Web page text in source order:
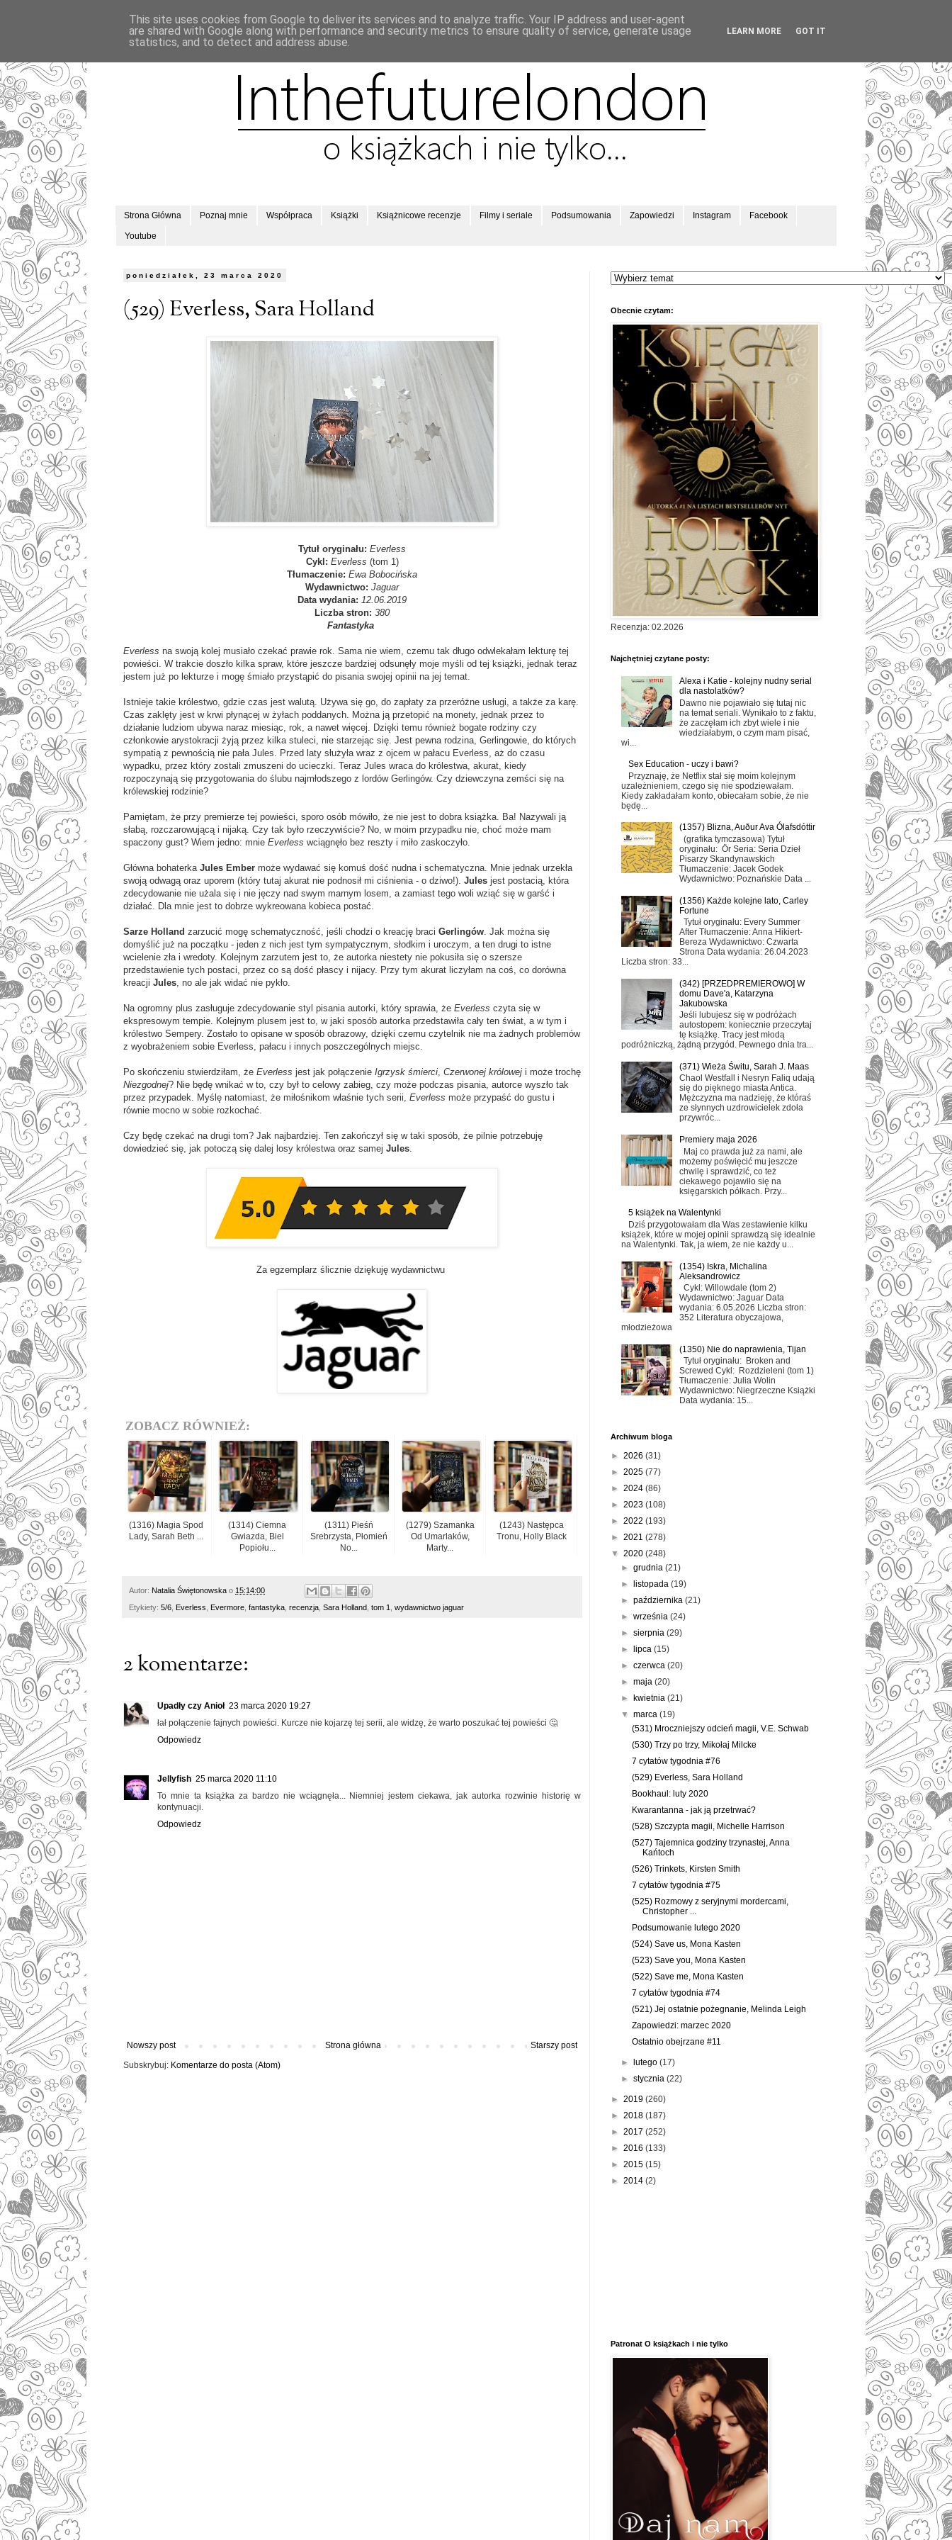
Strona Główna Poznaj mnie Współpraca Książki Książnicowe recenzje Filmy i seriale Podsumowania Zapowiedzi Instagram Facebook
Youtube
poniedziałek, 23 marca 2020
(529) Everless, Sara Holland
Tytuł oryginału: Everless
Cykl: Everless (tom 1)
Tłumaczenie: Ewa Bobocińska
Wydawnictwo: Jaguar
Data wydania: 12.06.2019
Liczba stron: 380
Fantastyka
Everless na swoją kolej musiało czekać prawie rok. Sama nie wiem, czemu tak długo odwlekałam lekturę tej
powieści. W trakcie doszło kilka spraw, które jeszcze bardziej odsunęły moje myśli od tej książki, jednak teraz
jestem już po lekturze i mogę śmiało przystąpić do pisania swojej opinii na jej temat.
Istnieje takie królestwo, gdzie czas jest walutą. Używa się go, do zapłaty za przeróżne usługi, a także za karę.
Czas zaklęty jest w krwi płynącej w żyłach poddanych. Można ją przetopić na monety, jednak przez to
działanie ludziom ubywa naraz miesiąc, rok, a nawet więcej. Dzięki temu również bogate rodziny czy
członkowie arystokracji żyją przez kilka stuleci, nie starzejąc się. Jest pewna rodzina, Gerlingowie, do których
sympatią z pewnością nie pała Jules. Przed laty służyła wraz z ojcem w pałacu Everless, aż do czasu
wypadku, przez który zostali zmuszeni do ucieczki. Teraz Jules wraca do królestwa, akurat, kiedy
rozpoczynają się przygotowania do ślubu najmłodszego z lordów Gerlingów. Czy dziewczyna zemści się na
królewskiej rodzinie?
Pamiętam, że przy premierze tej powieści, sporo osób mówiło, że nie jest to dobra książka. Ba! Nazywali ją
słabą, rozczarowującą i nijaką. Czy tak było rzeczywiście? No, w moim przypadku nie, choć może mam
spaczony gust? Wiem jedno: mnie Everless wciągnęło bez reszty i miło zaskoczyło.
Główna bohaterka Jules Ember może wydawać się komuś dość nudna i schematyczna. Mnie jednak urzekła
swoją odwagą oraz uporem (który tutaj akurat nie podnosił mi ciśnienia - o dziwo!). Jules jest postacią, która
zdecydowanie nie użala się i nie jęczy nad swym marnym losem, a zamiast tego woli wziąć się w garść i
działać. Dla mnie jest to dobrze wykreowana kobieca postać.
Sarze Holland zarzucić mogę schematyczność, jeśli chodzi o kreację braci Gerlingów. Jak można się
domyślić już na początku - jeden z nich jest tym sympatycznym, słodkim i uroczym, a ten drugi to istne
wcielenie zła i wredoty. Kolejnym zarzutem jest to, że autorka niestety nie pokusiła się o szersze
przedstawienie tych postaci, przez co są dość płascy i nijacy. Przy tym akurat liczyłam na coś, co dorówna
kreacji Jules, no ale jak widać nie pykło.
Na ogromny plus zasługuje zdecydowanie styl pisania autorki, który sprawia, że Everless czyta się w
ekspresowym tempie. Kolejnym plusem jest to, w jaki sposób autorka przedstawiła cały ten świat, a w tym i
królestwo Sempery. Zostało to opisane w sposób obrazowy, dzięki czemu czytelnik nie ma żadnych problemów
z wyobrażeniem sobie Everless, pałacu i innych poszczególnych miejsc.
Po skończeniu stwierdziłam, że Everless jest jak połączenie Igrzysk śmierci, Czerwonej królowej i może trochę
Niezgodnej? Nie będę wnikać w to, czy był to celowy zabieg, czy może podczas pisania, autorce wyszło tak
przez przypadek. Myślę natomiast, że miłośnikom właśnie tych serii, Everless może przypaść do gustu i
równie mocno w sobie rozkochać.
Czy będę czekać na drugi tom? Jak najbardziej. Ten zakończył się w taki sposób, że pilnie potrzebuję
dowiedzieć się, jak potoczą się dalej losy królestwa oraz samej Jules.
Za egzemplarz ślicznie dziękuję wydawnictwu
ZOBACZ RÓWNIEŻ:
(1316) Magia Spod
Lady, Sarah Beth ...
(1314) Ciemna
Gwiazda, Biel
Popiołu...
(1311) Pieśń
Srebrzysta, Płomień
No...
(1279) Szamanka
Od Umarlaków,
Marty...
(1243) Następca
Tronu, Holly Black
Autor: Natalia Świętonowska o 15:14:00
Etykiety: 5/6 Everless Evermore fantastyka recenzja Sara Holland tom 1 wydawnictwo jaguar
2 komentarze:
Upadły czy Anioł 23 marca 2020 19:27
łał połączenie fajnych powieści. Kurcze nie kojarzę tej serii, ale widzę, że warto poszukać tej powieści 🤔
Odpowiedz
Jellyfish 25 marca 2020 11:10
To mnie ta książka za bardzo nie wciągnęła... Niemniej jestem ciekawa, jak autorka rozwinie historię w
kontynuacji.
Odpowiedz
Nowszy post Starszy post
Strona główna
Subskrybuj: Komentarze do posta (Atom)
Obecnie czytam:
Recenzja: 02.2026
Najchętniej czytane posty:
Alexa i Katie - kolejny nudny serial
dla nastolatków?
Dawno nie pojawiało się tutaj nic
na temat seriali. Wynikało to z faktu,
że zaczęłam ich zbyt wiele i nie
wiedziałabym, o czym mam pisać,
wi...
Sex Education - uczy i bawi?
Przyznaję, że Netflix stał się moim kolejnym
uzależnieniem, czego się nie spodziewałam.
Kiedy zakładałam konto, obiecałam sobie, że nie
będę...
(1357) Blizna, Auður Ava Ólafsdóttir
(grafika tymczasowa) Tytuł
oryginału: Ör Seria: Seria Dzieł
Pisarzy Skandynawskich
Tłumaczenie: Jacek Godek
Wydawnictwo: Poznańskie Data ...
(1356) Każde kolejne lato, Carley
Fortune
Tytuł oryginału: Every Summer
After Tłumaczenie: Anna Hikiert-
Bereza Wydawnictwo: Czwarta
Strona Data wydania: 26.04.2023
Liczba stron: 33...
(342) [PRZEDPREMIEROWO] W
domu Dave'a, Katarzyna
Jakubowska
Jeśli lubujesz się w podróżach
autostopem: koniecznie przeczytaj
tę książkę. Tracy jest młodą
podróżniczką, żądną przygód. Pewnego dnia tra...
(371) Wieża Świtu, Sarah J. Maas
Chaol Westfall i Nesryn Faliq udają
się do pięknego miasta Antica.
Mężczyzna ma nadzieję, że któraś
ze słynnych uzdrowicielek zdoła
przywróc...
Premiery maja 2026
Maj co prawda już za nami, ale
możemy poświęcić mu jeszcze
chwilę i sprawdzić, co też
ciekawego pojawiło się na
księgarskich półkach. Przy...
5 książek na Walentynki
Dziś przygotowałam dla Was zestawienie kilku
książek, które w mojej opinii sprawdzą się idealnie
na Walentynki. Tak, ja wiem, że nie każdy u...
(1354) Iskra, Michalina
Aleksandrowicz
Cykl: Willowdale (tom 2)
Wydawnictwo: Jaguar Data
wydania: 6.05.2026 Liczba stron:
352 Literatura obyczajowa,
młodzieżowa
(1350) Nie do naprawienia, Tijan
Tytuł oryginału: Broken and
Screwed Cykl: Rozdzieleni (tom 1)
Tłumaczenie: Julia Wolin
Wydawnictwo: Niegrzeczne Książki
Data wydania: 15...
Archiwum bloga
► 2026 (31)
► 2025 (77)
► 2024 (86)
► 2023 (108)
► 2022 (193)
► 2021 (278)
▼ 2020 (248)
►grudnia(21)
►
listopada(19)
►października(21)
►września(24)
►sierpnia(29)
►
lipca(15)
►czerwca(20)
►maja(20)
► kwietnia(21)
▼marca(19)
(531) Mroczniejszy odcień magii, V.E. Schwab
(530) Trzy po trzy, Mikołaj Milcke
7 cytatów tygodnia #76
(529) Everless, Sara Holland
Bookhaul: luty 2020
Kwarantanna - jak ją przetrwać?
(528) Szczypta magii, Michelle Harrison
(527) Tajemnica godziny trzynastej, Anna
Kańtoch
(526) Trinkets, Kirsten Smith
7 cytatów tygodnia #75
(525) Rozmowy z seryjnymi mordercami,
Christopher ...
Podsumowanie lutego 2020
(524) Save us, Mona Kasten
(523) Save you, Mona Kasten
(522) Save me, Mona Kasten
7 cytatów tygodnia #74
(521) Jej ostatnie pożegnanie, Melinda Leigh
Zapowiedzi: marzec 2020
Ostatnio obejrzane #11
► lutego(17)
►stycznia(22)
► 2019 (260)
► 2018 (187)
► 2017 (252)
► 2016 (133)
► 2015 (15)
► 2014 (2)
Patronat O książkach i nie tylko
This site uses cookies from Google to deliver its services and to analyze traffic. Your IP address and user-agent
are shared with Google along with performance and security metrics to ensure quality of service, generate usage
statistics, and to detect and address abuse.
LEARN MORE GOT IT